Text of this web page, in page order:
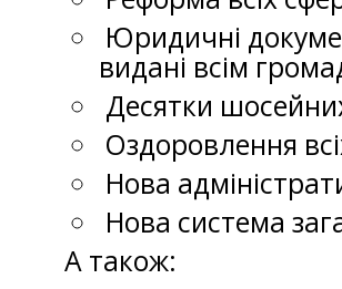
Юридичні
видані всім
Десятки
Оздоровлення
Нова
Нова система
А також: